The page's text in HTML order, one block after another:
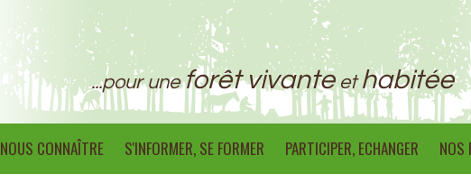
...pour uneforêt vivanteethabitée
NOUS CONNAÎTRE S'INFORMER, SE FORMER PARTICIPER, ECHANGER NOS